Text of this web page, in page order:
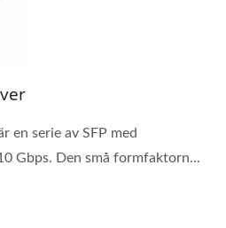
en serie av SFP med
Gbps. Den små formfaktorn...